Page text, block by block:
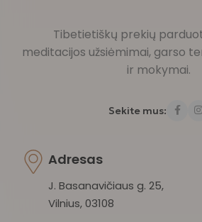
Tibetietiškų prekių
meditacijos užsiėmimai, garso
ir mokymai.
Sekite mus:
Adresas
J. Basanavičiaus g. 25,
Vilnius, 03108